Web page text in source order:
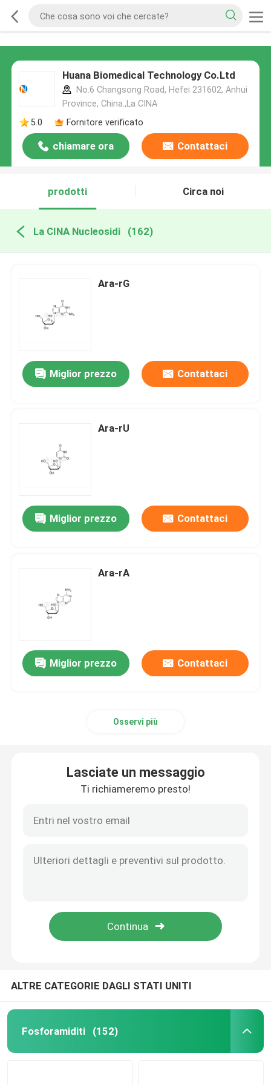
Huana Biomedical Technology Co.Ltd
No.6 Changsong Road, Hefei 231602, Anhui
Province, China.,La CINA
5.0
Fornitore verificato
chiamare ora Contattaci
prodotti Circa noi
La CINA Nucleosidi (162)
Ara-rG
Miglior prezzo Contattaci
Ara-rU
Miglior prezzo Contattaci
Ara-rA
Miglior prezzo Contattaci
Osservi più
Lasciate un messaggio
Ti richiameremo presto!
ALTRE CATEGORIE DAGLI STATI UNITI
Fosforamiditi (152)